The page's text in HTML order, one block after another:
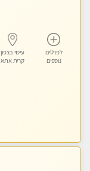
לפרטים
נוספים
עיסוי בצפון
קרית אתא